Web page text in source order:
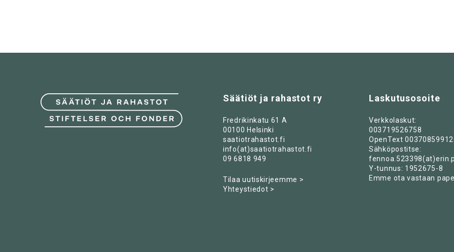
Säätiöt ja rahastot ry
Fredrikinkatu 61 A
00100 Helsinki
saatiotrahastot.fi
info(at)saatiotrahastot.fi
09 6818 949
Tilaa uutiskirjeemme >
Yhteystiedot >
Laskutusosoite
Verkkolaskut:
003719526758
OpenText
Sähköpostitse:
Y-tunnus: 1952675-8
Emme ota vastaan